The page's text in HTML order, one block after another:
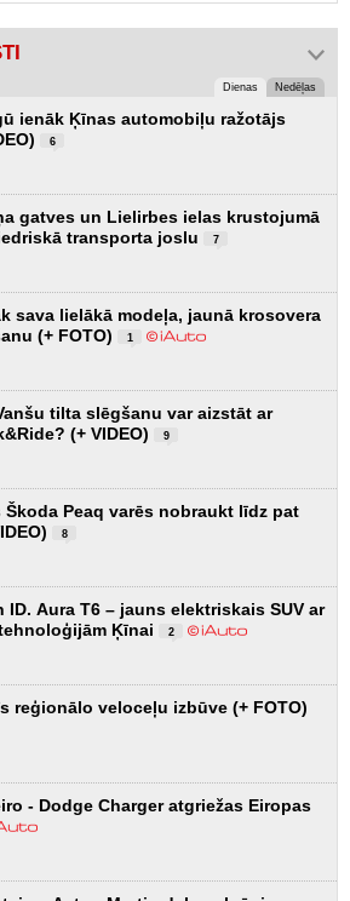
Dienas Nedēļas
ienāk Ķīnas automobiļu ražotājs
6
gatves un Lielirbes ielas krustojumā
transporta joslu
7
sava lielākā modeļa, jaunā krosovera
(+ FOTO)
1
tilta slēgšanu var aizstāt ar
(+ VIDEO)
9
Škoda Peaq varēs nobraukt līdz pat
8
ID. Aura T6 – jauns elektriskais SUV ar
Ķīnai
2
reģionālo veloceļu izbūve (+ FOTO)
- Dodge Charger atgriežas Eiropas